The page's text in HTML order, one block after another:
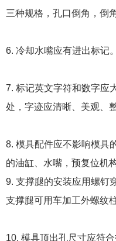
三种规格，孔口倒角，倒
6. 冷却水嘴应有进出标记。
7. 标记英文字符和数字应
处，字迹应清晰、美观、
8. 模具配件应不影响模具
的油缸、水嘴，预复位机
9. 支撑腿的安装应用螺钉
支撑腿可用车加工外螺纹
10. 模具顶出孔尺寸应符